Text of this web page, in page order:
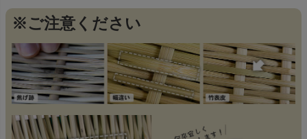
※ご注意ください